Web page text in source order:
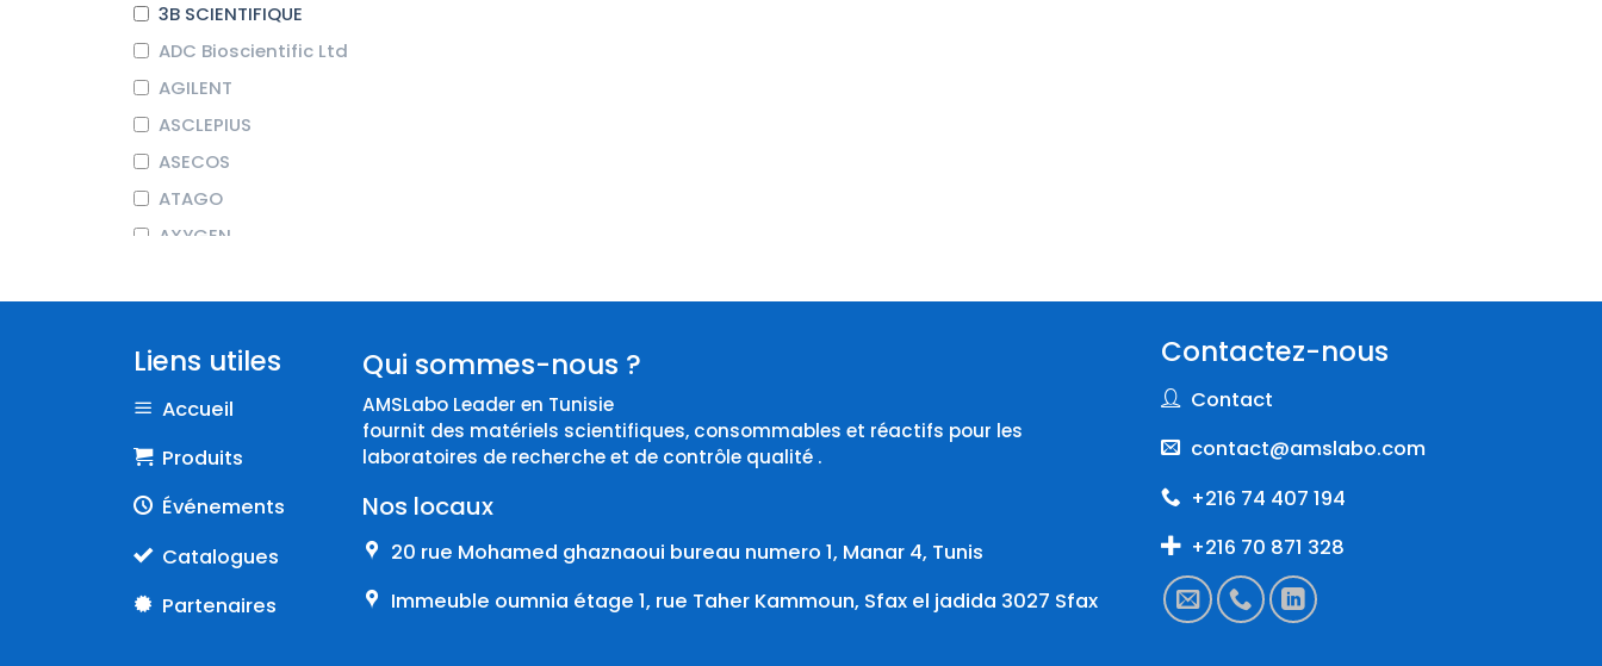
3B SCIENTIFIQUE
ADC Bioscientific Ltd
AGILENT
ASCLEPIUS
ASECOS
ATAGO
AXYGEN
BIOCHROM
COLE-PARMER
CORNING
DURAN
EPPENDORF
ERLAB
Liens utiles
Accueil
Produits
Événements
Catalogues
Partenaires
Qui sommes-nous ?
AMSLabo Leader en Tunisie
fournit des matériels scientifiques, consommables et réactifs pour les
laboratoires de recherche et de contrôle qualité .
Nos locaux
20 rue Mohamed ghaznaoui bureau numero 1, Manar 4, Tunis
Immeuble oumnia étage 1, rue Taher Kammoun, Sfax el jadida 3027 Sfax
Contactez-nous
Contact
contact@amslabo.com
+216 74 407 194
+216 70 871 328